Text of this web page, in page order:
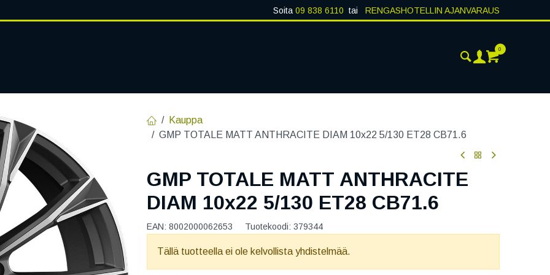
Soita 09 838 6110 tai RENGASHOTELLIN AJANVARAUS
0
Kauppa
GMP TOTALE MATT ANTHRACITE DIAM 10x22 5/130 ET28 CB71.6
GMP TOTALE MATT ANTHRACITE
DIAM 10x22 5/130 ET28 CB71.6
EAN: 8002000062653 Tuotekoodi: 379344
Tällä tuotteella ei ole kelvollista yhdistelmää.